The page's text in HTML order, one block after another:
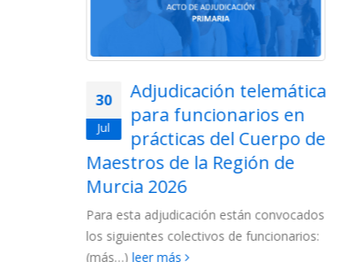
29
Jul
Acto de adjudicación de
interinos de
Secundaria 2026
leer más